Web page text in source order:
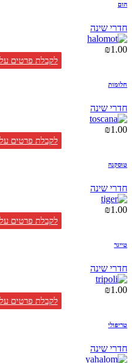
הום
חדרי שינה
₪1.00
לקבלת פרטים
חלומות
חדרי שינה
₪1.00
לקבלת פרטים
טוסקנה
חדרי שינה
₪1.00
לקבלת פרטים
טייגר
חדרי שינה
₪1.00
לקבלת פרטים
טריפולי
חדרי שינה